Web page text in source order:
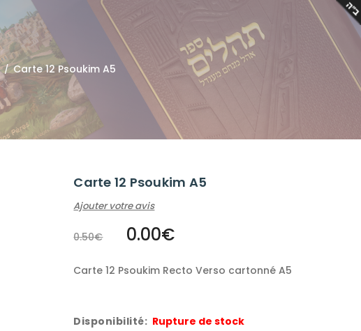
/ Carte 12 Psoukim A5
Carte 12 Psoukim A5
Ajouter votre avis
0.50€ 0.00€
Carte 12 Psoukim Recto Verso cartonné A5
Disponibilité: Rupture de stock